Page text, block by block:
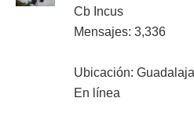
Cb Incus
Mensajes: 3,336
Ubicación:
En línea